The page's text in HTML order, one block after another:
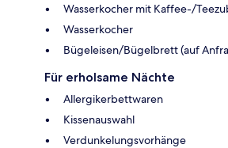
Wasserkocher mit Kaffee-/
Wasserkocher
Bügeleisen/Bügelbrett (auf
Für erholsame Nächte
Allergikerbettwaren
Kissenauswahl
Verdunkelungsvorhänge